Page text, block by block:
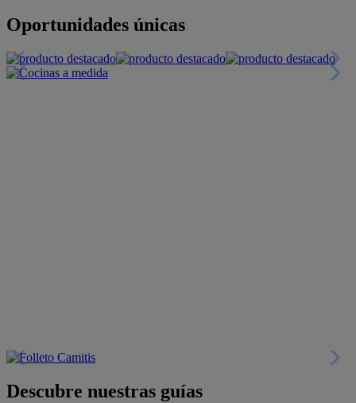
Oportunidades únicas
Descubre nuestras guías